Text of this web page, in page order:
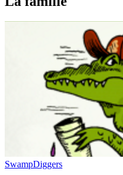
SwampDiggers